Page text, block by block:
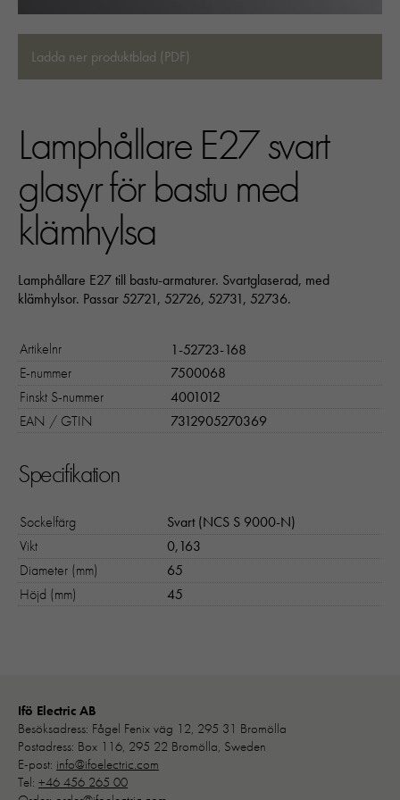
Ladda ner produktblad (PDF)
Lamphållare E27 svart
glasyr för bastu med
klämhylsa
Lamphållare E27 till bastu-armaturer. Svartglaserad, med
klämhylsor. Passar 52721, 52726, 52731, 52736.
Artikelnr
1-52723-168
E-nummer
7500068
Finskt S-nummer
4001012
EAN / GTIN
7312905270369
Specifikation
Sockelfärg
Svart (NCS S 9000-N)
Vikt
0,163
Diameter (mm)
65
Höjd (mm)
45
Ifö Electric AB
Besöksadress: Fågel Fenix väg 12, 295 31 Bromölla
Postadress: Box 116, 295 22 Bromölla, Sweden
E-post: info@ifoelectric.com
Tel: +46 456 265 00